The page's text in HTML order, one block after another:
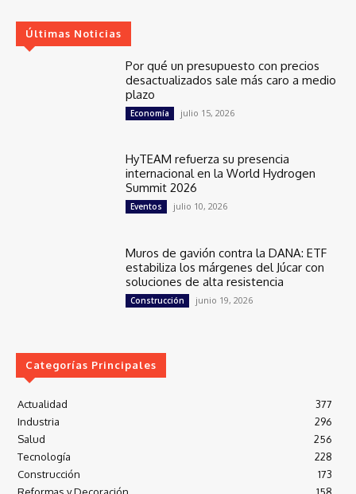
Últimas Noticias
Por qué un presupuesto con precios
desactualizados sale más caro a medio
plazo
Economía julio 15, 2026
HyTEAM refuerza su presencia
internacional en la World Hydrogen
Summit 2026
Eventos julio 10, 2026
Muros de gavión contra la DANA: ETF
estabiliza los márgenes del Júcar con
soluciones de alta resistencia
Construcción junio 19, 2026
Categorías Principales
Actualidad
377
Industria
296
Salud
256
Tecnología
228
Construcción
173